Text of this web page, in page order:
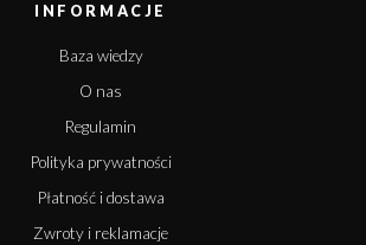
INFORMACJE
Baza wiedzy
O nas
Regulamin
Polityka prywatności
Płatność i dostawa
Zwroty i reklamacje